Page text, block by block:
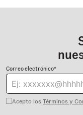
Correo electrónico*
Acepto los Términos y